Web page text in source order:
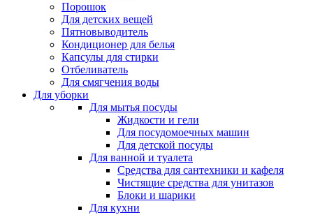
Порошок
Для детских вещей
Пятновыводитель
Кондиционер для белья
Капсулы для стирки
Отбеливатель
Для смягчения воды
Для уборки
Для мытья посуды
Жидкости и гели
Для посудомоечных машин
Для детской посуды
Для ванной и туалета
Средства для сантехники и кафеля
Чистящие средства для унитазов
Блоки и шарики
Для кухни